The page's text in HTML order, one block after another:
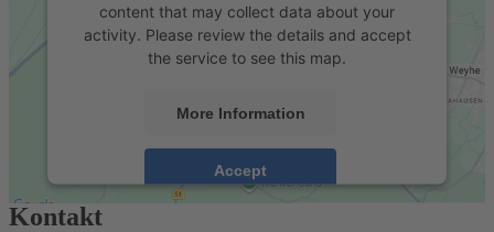
Kontakt
content that may collect data about your
activity. Please review the details and accept
the service to see this map.
More Information
Accept
powered by